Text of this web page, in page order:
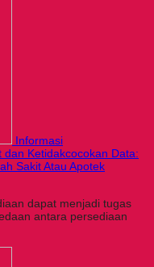
Informasi
Ketidakcocokan Data:
Sakit Atau Apotek
dapat menjadi tugas
antara persediaan